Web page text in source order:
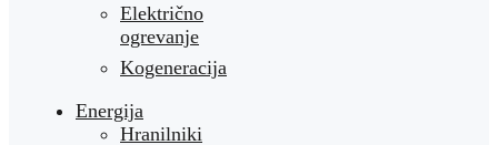
Električno
ogrevanje
Kogeneracija
Energija
Hranilniki